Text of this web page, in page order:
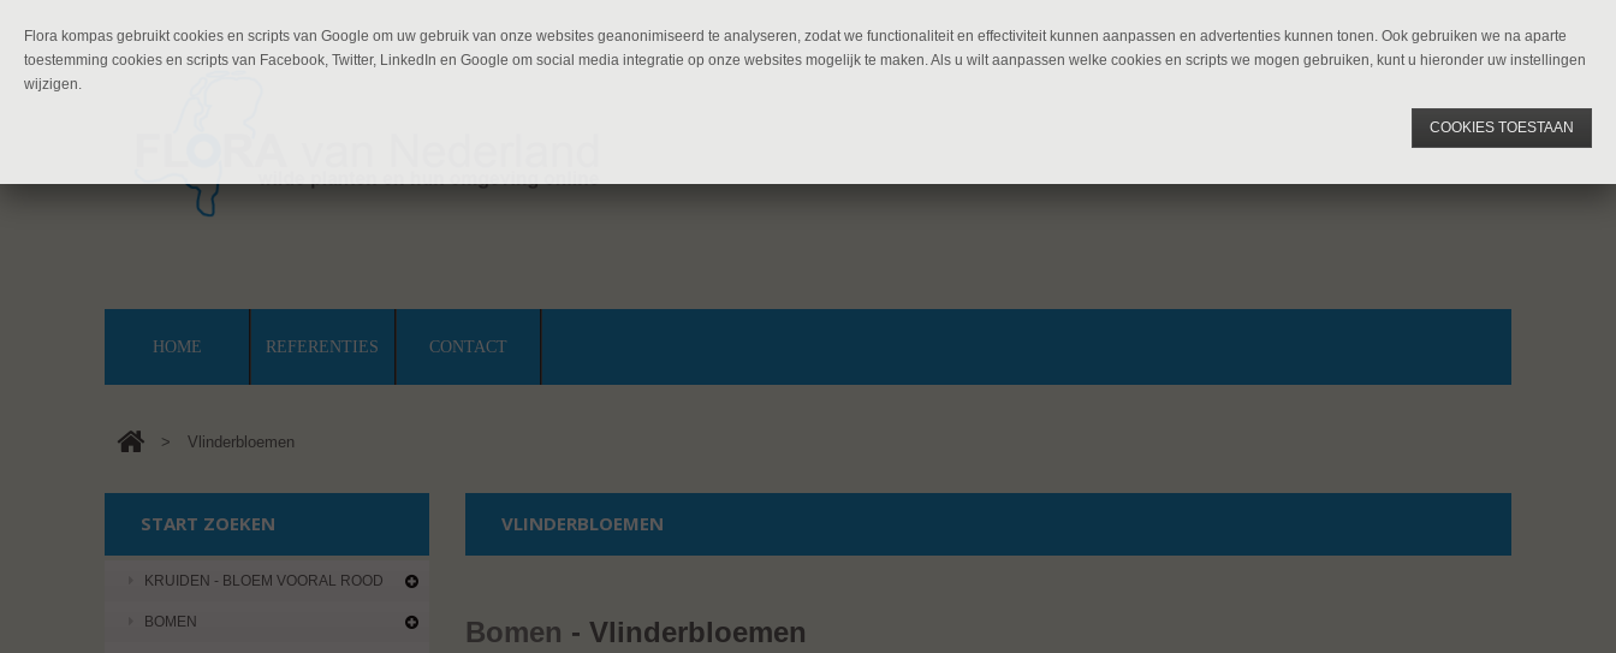
HOME REFERENTIES CONTACT
> Vlinderbloemen
VLINDERBLOEMEN
Bomen - Vlinderbloemen
START ZOEKEN
KRUIDEN - BLOEM VOORAL ROOD
BOMEN
Flora kompas gebruikt cookies en scripts van Google om uw gebruik van onze websites geanonimiseerd te analyseren, zodat we functionaliteit en effectiviteit kunnen aanpassen en advertenties kunnen tonen. Ook gebruiken we na aparte
toestemming cookies en scripts van Facebook, Twitter, LinkedIn en Google om social media integratie op onze websites mogelijk te maken. Als u wilt aanpassen welke cookies en scripts we mogen gebruiken, kunt u hieronder uw instellingen
wijzigen.
COOKIES TOESTAAN